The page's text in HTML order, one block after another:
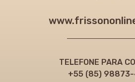
TELEFONE PARA
+55 (85)